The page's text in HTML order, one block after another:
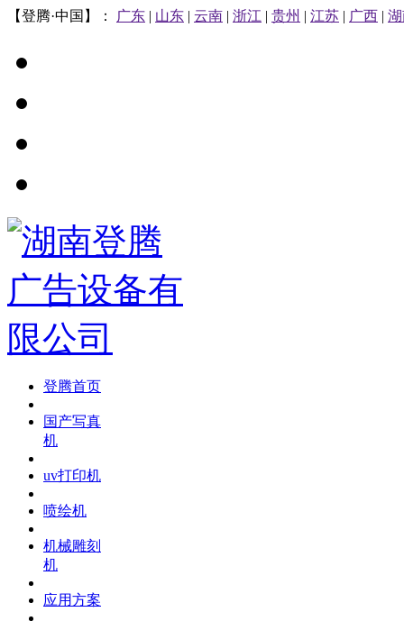
【登腾·中国】： 广东 | 山东 | 云南 | 浙江 | 贵州 | 江苏 | 广西 |
登腾首页
国产写真
机
uv打印机
喷绘机
机械雕刻
机
应用方案